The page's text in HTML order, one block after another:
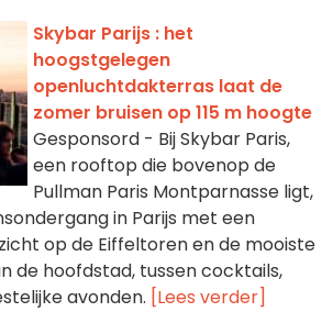
Skybar Parijs : het
hoogstgelegen
openluchtdakterras laat de
zomer bruisen op 115 m hoogte
Gesponsord - Bij Skybar Paris,
een rooftop die bovenop de
Pullman Paris Montparnasse ligt,
in Parijs met een
op de Eiffeltoren en de mooiste
de hoofdstad, tussen cocktails,
avonden. [Lees verder]